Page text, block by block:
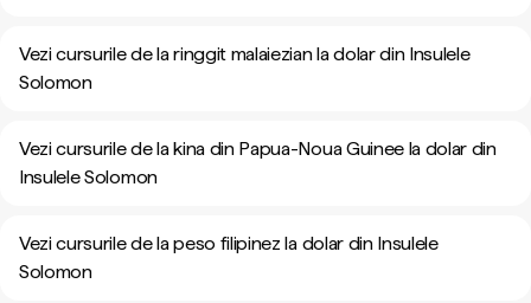
Vezi cursurile de la ringgit malaiezian la dolar din Insulele
Solomon
Vezi cursurile de la kina din Papua-Noua Guinee la dolar din
Insulele Solomon
Vezi cursurile de la peso filipinez la dolar din Insulele
Solomon